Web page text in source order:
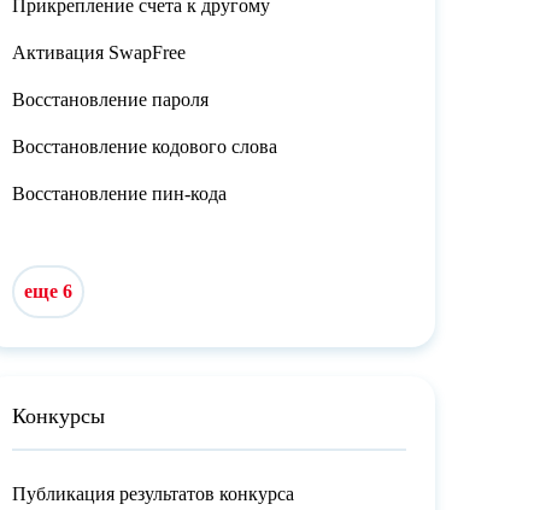
Прикрепление счета к другому
Активация SwapFree
Восстановление пароля
Восстановление кодового слова
Восстановление пин-кода
еще 6
Конкурсы
Публикация результатов конкурса